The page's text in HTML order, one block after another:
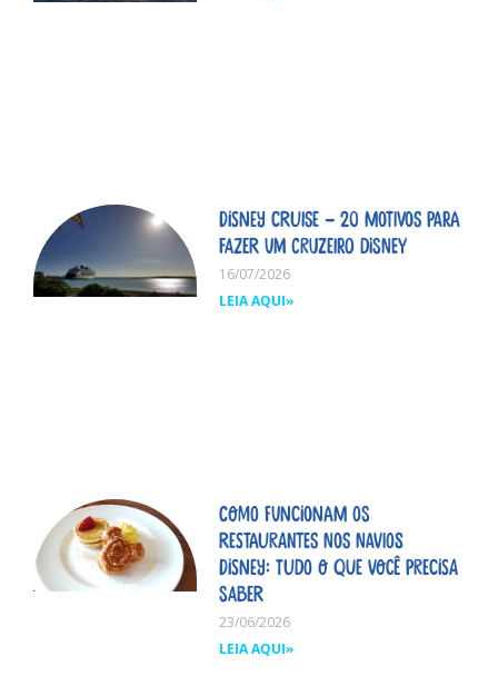
Disney Cruise – 20 motivos para
fazer um cruzeiro Disney
16/07/2026
LEIA AQUI»
Como funcionam os
restaurantes nos navios
Disney: tudo o que você precisa
saber
23/06/2026
LEIA AQUI»